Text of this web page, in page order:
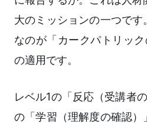
大のミッションの一つで
なのが「カークパトリッ
の適用です。
レベル1の「反応（受講者
の「学習（理解度の確認